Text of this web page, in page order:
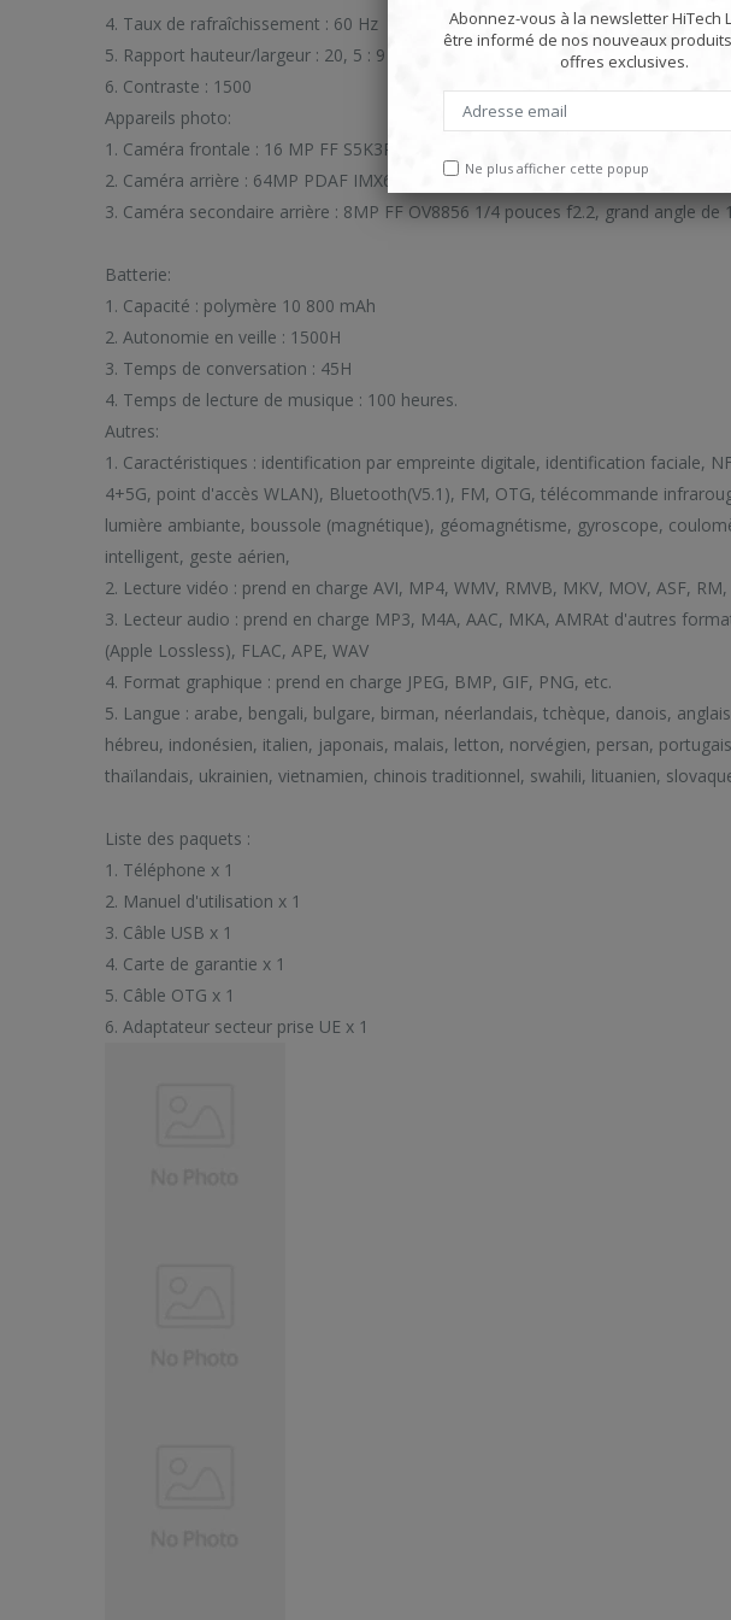
Abonnez-vous à la newsletter HiTech
être informé de nos nouveaux
offres exclusives.
Ne plus afficher cette popup
4. Taux de rafraîchissement : 60 Hz
5. Rapport hauteur/largeur : 20, 5 : 9
6. Contraste : 1500
Appareils photo:
1. Caméra frontale : 16 MP FF S5K3P3SP 1/2" f2.2, grand angle de 80 degrés.
2. Caméra arrière : 64MP PDAF IMX686 1/2 pouces f1.8, grand angle de 80
3. Caméra secondaire arrière : 8MP FF OV8856 1/4 pouces f2.2, grand angle de
Batterie:
1. Capacité : polymère 10 800 mAh
2. Autonomie en veille : 1500H
3. Temps de conversation : 45H
4. Temps de lecture de musique : 100 heures.
Autres:
1. Caractéristiques : identification par empreinte digitale, identification faciale,
4+5G, point d'accès WLAN), Bluetooth(V5.1), FM, OTG, télécommande
lumière ambiante, boussole (magnétique), géomagnétisme, gyroscope,
intelligent, geste aérien,
2. Lecture vidéo : prend en charge AVI, MP4, WMV, RMVB, MKV, MOV, ASF,
3. Lecteur audio : prend en charge MP3, M4A, AAC, MKA, AMRAt d'autres
(Apple Lossless), FLAC, APE, WAV
4. Format graphique : prend en charge JPEG, BMP, GIF, PNG, etc.
5. Langue : arabe, bengali, bulgare, birman, néerlandais, tchèque, danois,
hébreu, indonésien, italien, japonais, malais, letton, norvégien, persan,
thaïlandais, ukrainien, vietnamien, chinois traditionnel, swahili, lituanien,
Liste des paquets :
1. Téléphone x 1
2. Manuel d'utilisation x 1
3. Câble USB x 1
4. Carte de garantie x 1
5. Câble OTG x 1
6. Adaptateur secteur prise UE x 1